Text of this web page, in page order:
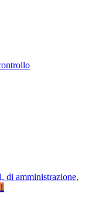
di amministrazione,
1